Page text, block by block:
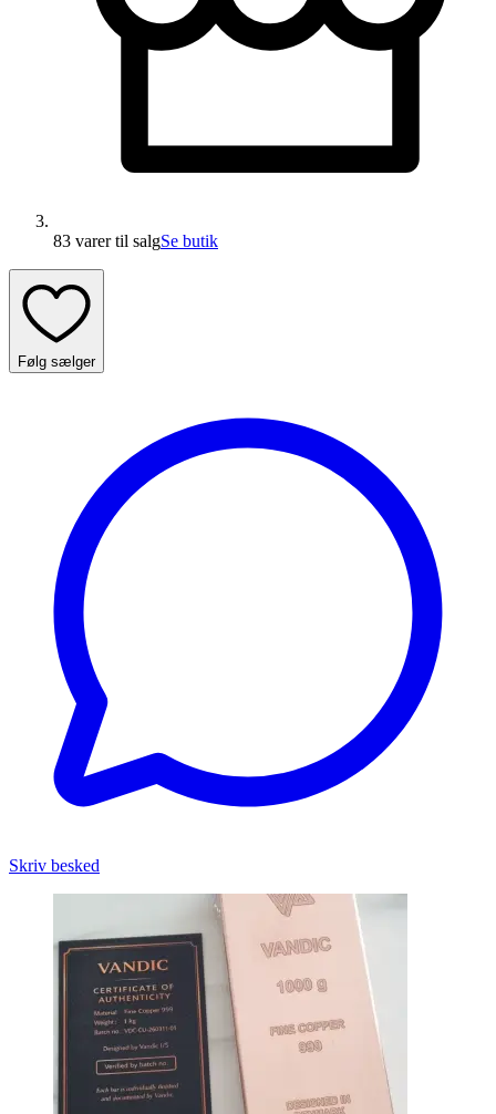
83 varertil salgSe butik
Følg sælger
Skriv besked